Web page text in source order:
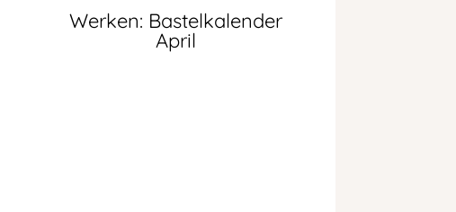
Werken: Bastelkalender
April